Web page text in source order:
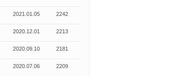
2021.01.05 2242
2020.12.01 2213
2020.09.10 2181
2020.07.06 2209